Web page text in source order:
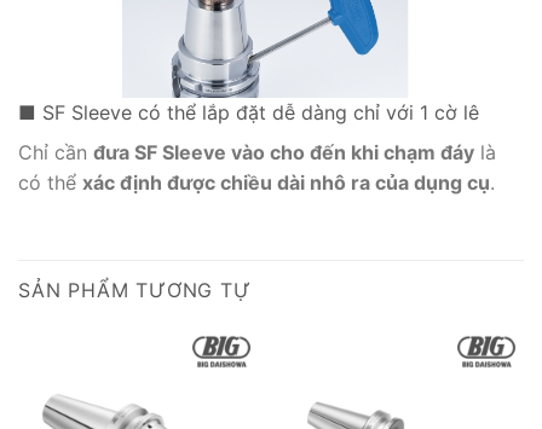
■ SF Sleeve có thể lắp đặt dễ dàng chỉ với 1 cờ lê
Chỉ cần đưa SF Sleeve vào cho đến khi chạm đáy là
có thể xác định được chiều dài nhô ra của dụng cụ.
SẢN PHẨM TƯƠNG TỰ